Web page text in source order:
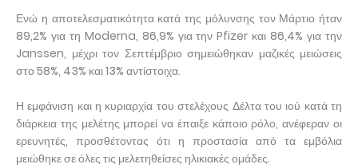
Ενώ η αποτελεσματικότητα κατά της μόλυνσης τον Μάρτιο ήταν
89,2% για τη Moderna, 86,9% για την Pfizer και 86,4% για την
Janssen, μέχρι τον Σεπτέμβριο σημειώθηκαν μαζικές μειώσεις
στο 58%, 43% και 13% αντίστοιχα.
Η εμφάνιση και η κυριαρχία του στελέχους Δέλτα του ιού κατά τη
διάρκεια της μελέτης μπορεί να έπαιξε κάποιο ρόλο, ανέφεραν οι
ερευνητές, προσθέτοντας ότι η προστασία από τα εμβόλια
μειώθηκε σε όλες τις μελετηθείσες ηλικιακές ομάδες.